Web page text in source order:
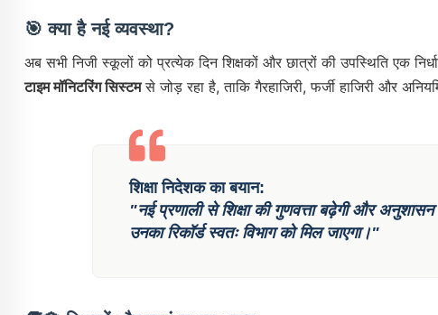
🎯क्या है नई व्यवस्था?
अब सभी निजी स्कूलों को प्रत्येक दिन शिक्षकों और छात्रों की उपस्थिति एक
टाइम मॉनिटरिंग सिस्टमसे जोड़ रहा है, ताकि गैरहाजिरी, फर्जी हाजिरी और
शिक्षा निदेशक का बयान:
"नई प्रणाली से शिक्षा की गुणवत्ता बढ़ेगी और
उनका रिकॉर्ड स्वतः विभाग को मिल जाएगा।"